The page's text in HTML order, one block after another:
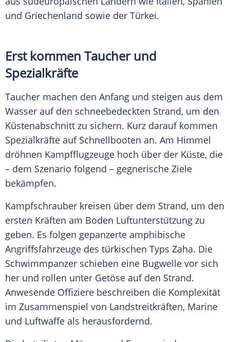
und Griechenland sowie der Türkei.
Erst kommen Taucher und
Spezialkräfte
Taucher machen den Anfang und steigen aus dem
Wasser auf den schneebedeckten Strand, um den
Küstenabschnitt zu sichern. Kurz darauf kommen
Spezialkräfte auf Schnellbooten an. Am Himmel
dröhnen Kampfflugzeuge hoch über der Küste, die
– dem Szenario folgend – gegnerische Ziele
bekämpfen.
Kampfschrauber kreisen über dem Strand, um den
ersten Kräften am Boden Luftunterstützung zu
geben. Es folgen gepanzerte amphibische
Angriffsfahrzeuge des türkischen Typs Zaha. Die
Schwimmpanzer schieben eine Bugwelle vor sich
her und rollen unter Getöse auf den Strand.
Anwesende Offiziere beschreiben die Komplexität
im Zusammenspiel von Landstreitkräften, Marine
und Luftwaffe als herausfordernd.